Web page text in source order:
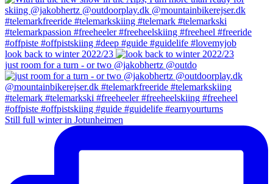
look back to winter 2022/23
just room for a turn - or two @jakobhertz @outdo
Still full winter in Jotunheimen